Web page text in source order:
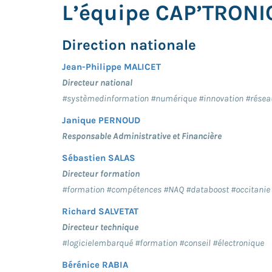
L’équipe
Direction nationale
Jean-Philippe MALICET
Directeur national
#systèmedinformation #numérique #innovation
Janique PERNOUD
Responsable Administrative et Financière
Sébastien SALAS
Directeur formation
#formation #compétences #NAQ #databoost #occitanie
Richard SALVETAT
Directeur technique
#logicielembarqué #formation #conseil #électronique
Bérénice RABIA